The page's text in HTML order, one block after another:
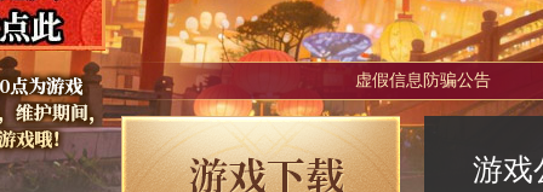
虚假信息防骗公告
游戏